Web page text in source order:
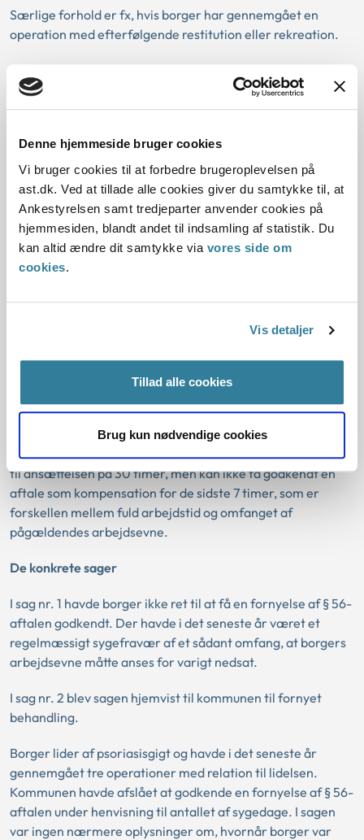
Denne hjemmeside bruger cookies
Vi bruger cookies til at forbedre brugeroplevelsen på
ast.dk. Ved at tillade alle cookies giver du samtykke til, at
Ankestyrelsen samt tredjeparter anvender cookies på
hjemmesiden, blandt andet til indsamling af statistik. Du
kan altid ændre dit samtykke via vores side om
cookies.
Vis detaljer
Tillad alle cookies
Brug kun nødvendige cookies
Særlige forhold er fx, hvis borger har gennemgået en
operation med efterfølgende restitution eller rekreation.
varigt nedsat, at der er et fast mønster i sygefraværet,
ligesom der ikke behøver at være en eller flere faste
sygefraværet har et vist omfang. Dog kan fx to længere
sygeperioder i løbet af det seneste år ikke i sig selv
begrunde, at arbejdsevnen må anses for varigt nedsat. Det
gennemsnitlige sygefravær om ugen siger heller ikke i sig
selv noget om, hvorvidt arbejdsevnen kan anses for varigt
nedsat.
ugentligt, men har haft et betydeligt fravær på grund af en
borgers fraværsrisiko fortsat er forøget efter operationen
som følge af en langvarig eller kronisk lidelse.
arbejdsevne kan få godkendt en aftale i forhold til den
nedsatte arbejdsevne. En borger, der fx kun kan arbejde 30
timer ugentligt, kan derfor få godkendt en aftale i forhold
til ansættelsen på 30 timer, men kan ikke få godkendt en
aftale som kompensation for de sidste 7 timer, som er
forskellen mellem fuld arbejdstid og omfanget af
pågældendes arbejdsevne.
De konkrete sager
I sag nr. 1 havde borger ikke ret til at få en fornyelse af § 56-
aftalen godkendt. Der havde i det seneste år været et
regelmæssigt sygefravær af et sådant omfang, at borgers
arbejdsevne måtte anses for varigt nedsat.
I sag nr. 2 blev sagen hjemvist til kommunen til fornyet
behandling.
Borger lider af psoriasisgigt og havde i det seneste år
gennemgået tre operationer med relation til lidelsen.
Kommunen havde afslået at godkende en fornyelse af § 56-
aftalen under henvisning til antallet af sygedage. I sagen
var ingen nærmere oplysninger om, hvornår borger var